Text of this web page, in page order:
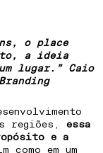
o place
a ideia
lugar.” Caio
regiões, essa
e a
como em um